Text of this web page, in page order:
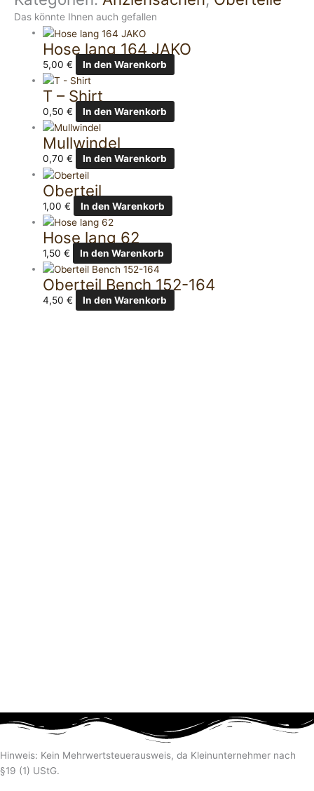
Das könnte Ihnen auch gefallen
Hose lang 164 JAKO
5,00€ In den Warenkorb
T – Shirt
0,50€ In den Warenkorb
Mullwindel
0,70€ In den Warenkorb
Oberteil
1,00€ In den Warenkorb
Hose lang 62
1,50€ In den Warenkorb
Oberteil Bench 152-164
4,50€ In den Warenkorb
Hinweis: Kein Mehrwertsteuerausweis, da Kleinunternehmer nach
§19 (1) UStG.